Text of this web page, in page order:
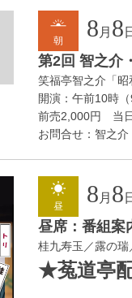
朝 8月 8
第2回 智之介
笑福亭智之介「
開演：午前10時
前売2,000円 当
お問合せ：智之
昼 8月 8
昼席：番組案
桂九寿玉／露の
★菟道亭